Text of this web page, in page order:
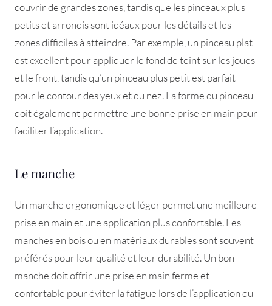
couvrir de grandes zones, tandis que les pinceaux plus
petits et arrondis sont idéaux pour les détails et les
zones difficiles à atteindre. Par exemple, un pinceau plat
est excellent pour appliquer le fond de teint sur les joues
et le front, tandis qu’un pinceau plus petit est parfait
pour le contour des yeux et du nez. La forme du pinceau
doit également permettre une bonne prise en main pour
faciliter l’application.
Le manche
Un manche ergonomique et léger permet une meilleure
prise en main et une application plus confortable. Les
manches en bois ou en matériaux durables sont souvent
préférés pour leur qualité et leur durabilité. Un bon
manche doit offrir une prise en main ferme et
confortable pour éviter la fatigue lors de l’application du